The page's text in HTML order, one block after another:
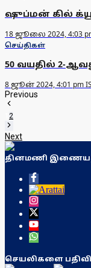
ஷுப்மன் கில்
18 ஜூலை 2024, 4:03
செய்திகள்
50 வயதில் 2-
8 ஜூன் 2024, 4:01 pm
Previous
2
Next
தினமணி
செயலிகளை